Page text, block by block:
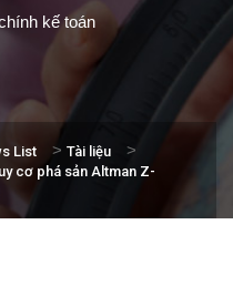
kế toán
List > Tài liệu >
cơ phá sản Altman Z-